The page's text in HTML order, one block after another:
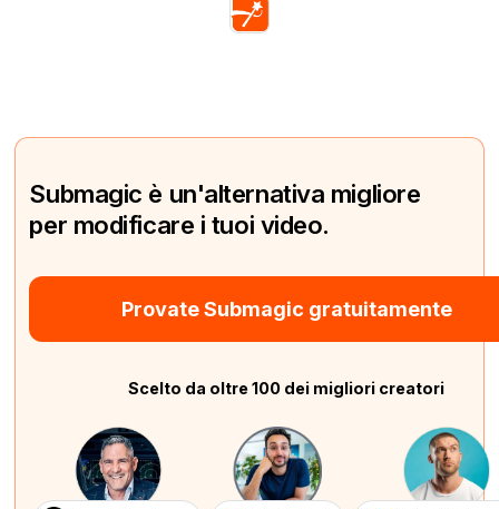
Submagic è un'alternativa migliore
per modificare i tuoi video.
Provate Submagic gratuitamente
Scelto da oltre 100 dei migliori creatori